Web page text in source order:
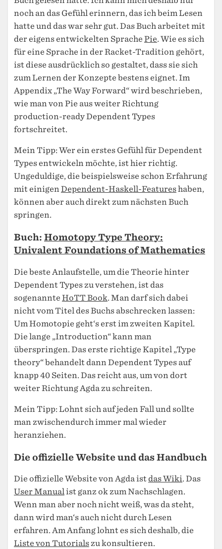
noch an das Gefühl erinnern, das ich beim Lesen
hatte und das war sehr gut. Das Buch arbeitet mit
der eigens entwickelten Sprache Pie. Wie es sich
für eine Sprache in der Racket-Tradition gehört,
ist diese ausdrücklich so gestaltet, dass sie sich
zum Lernen der Konzepte bestens eignet. Im
Appendix „The Way Forward“ wird beschrieben,
wie man von Pie aus weiter Richtung
production-ready Dependent Types
fortschreitet.
Mein Tipp: Wer ein erstes Gefühl für Dependent
Types entwickeln möchte, ist hier richtig.
Ungeduldige, die beispielsweise schon Erfahrung
mit einigen Dependent-Haskell-Featureshaben,
können aber auch direkt zum nächsten Buch
springen.
Buch: Homotopy Type Theory:
Univalent Foundations of Mathematics
Die beste Anlaufstelle, um die Theorie hinter
Dependent Types zu verstehen, ist das
sogenannte HoTT Book. Man darf sich dabei
nicht vom Titel des Buchs abschrecken lassen:
Um Homotopie geht‘s erst im zweiten Kapitel.
Die lange „Introduction“ kann man
überspringen. Das erste richtige Kapitel „Type
theory“ behandelt dann Dependent Types auf
knapp 40 Seiten. Das reicht aus, um von dort
weiter Richtung Agda zu schreiten.
Mein Tipp: Lohnt sich auf jeden Fall und sollte
man zwischendurch immer mal wieder
heranziehen.
Die offizielle Website und das Handbuch
Die offizielle Website von Agda ist das Wiki. Das
User Manualist ganz ok zum Nachschlagen.
Wenn man aber noch nicht weiß, was da steht,
dann wird man‘s auch nicht durch Lesen
erfahren. Am Anfang lohnt es sich deshalb, die
Liste von Tutorialszu konsultieren.